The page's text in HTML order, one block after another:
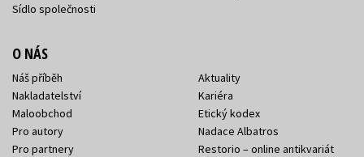
Sídlo společnosti
O NÁS
Náš příběh
Nakladatelství
Maloobchod
Pro autory
Pro partnery
Aktuality
Kariéra
Etický kodex
Nadace Albatros
Restorio – online antikvariát